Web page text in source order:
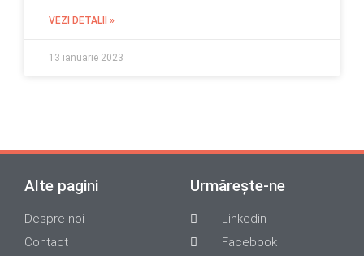
VEZI DETALII »
13 ianuarie 2023
Alte pagini
Despre noi
Contact
Urmărește-ne
Linkedin
Facebook